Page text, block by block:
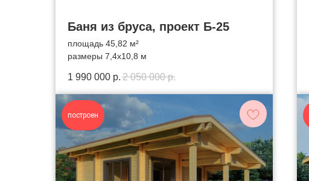
Баня из бруса, проект Б-25
площадь 45,82 м²
размеры 7,4х10,8 м
1 990 000 р. 2 050 000 р.
построен